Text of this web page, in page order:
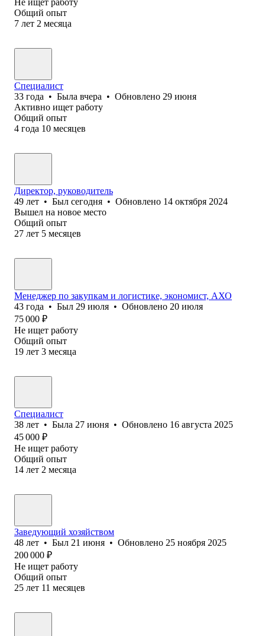
Общий опыт
7 лет 2 месяца
Специалист
33 года • Была вчера • Обновлено 29 июня
Активно ищет работу
Общий опыт
4 года 10 месяцев
Директор, руководитель
49 лет • Был сегодня • Обновлено 14 октября 2024
Вышел на новое место
Общий опыт
27 лет 5 месяцев
Менеджер по закупкам и логистике, экономист, АХО
43 года • Был 29 июля • Обновлено 20 июля
75 000 ₽
Не ищет работу
Общий опыт
19 лет 3 месяца
Специалист
38 лет • Была 27 июня • Обновлено 16 августа 2025
45 000 ₽
Не ищет работу
Общий опыт
14 лет 2 месяца
Заведующий хозяйством
48 лет • Был 21 июня • Обновлено 25 ноября 2025
200 000 ₽
Не ищет работу
Общий опыт
25 лет 11 месяцев